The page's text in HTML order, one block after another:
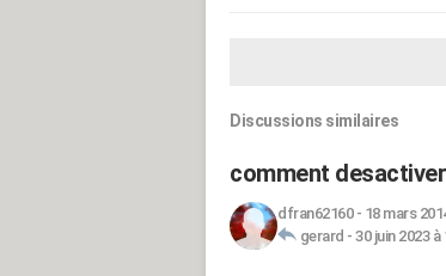
Discussions similaires
comment
dfran62160- 18 mars
gerard - 30 juin 2023 à